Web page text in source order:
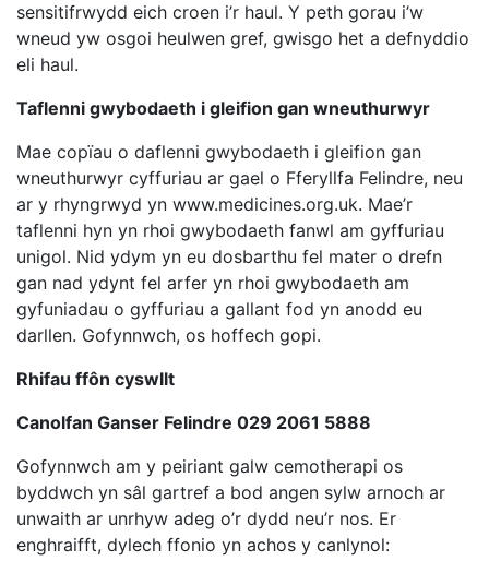
sensitifrwydd eich croen i’r haul. Y peth gorau i’w
wneud yw osgoi heulwen gref, gwisgo het a defnyddio
eli haul.
Taflenni gwybodaeth i gleifion gan wneuthurwyr
Mae copïau o daflenni gwybodaeth i gleifion gan
wneuthurwyr cyffuriau ar gael o Fferyllfa Felindre, neu
ar y rhyngrwyd yn www.medicines.org.uk. Mae’r
taflenni hyn yn rhoi gwybodaeth fanwl am gyffuriau
unigol. Nid ydym yn eu dosbarthu fel mater o drefn
gan nad ydynt fel arfer yn rhoi gwybodaeth am
gyfuniadau o gyffuriau a gallant fod yn anodd eu
darllen. Gofynnwch, os hoffech gopi.
Rhifau ffôn cyswllt
Canolfan Ganser Felindre 029 2061 5888
Gofynnwch am y peiriant galw cemotherapi os
byddwch yn sâl gartref a bod angen sylw arnoch ar
unwaith ar unrhyw adeg o’r dydd neu’r nos. Er
enghraifft, dylech ffonio yn achos y canlynol: